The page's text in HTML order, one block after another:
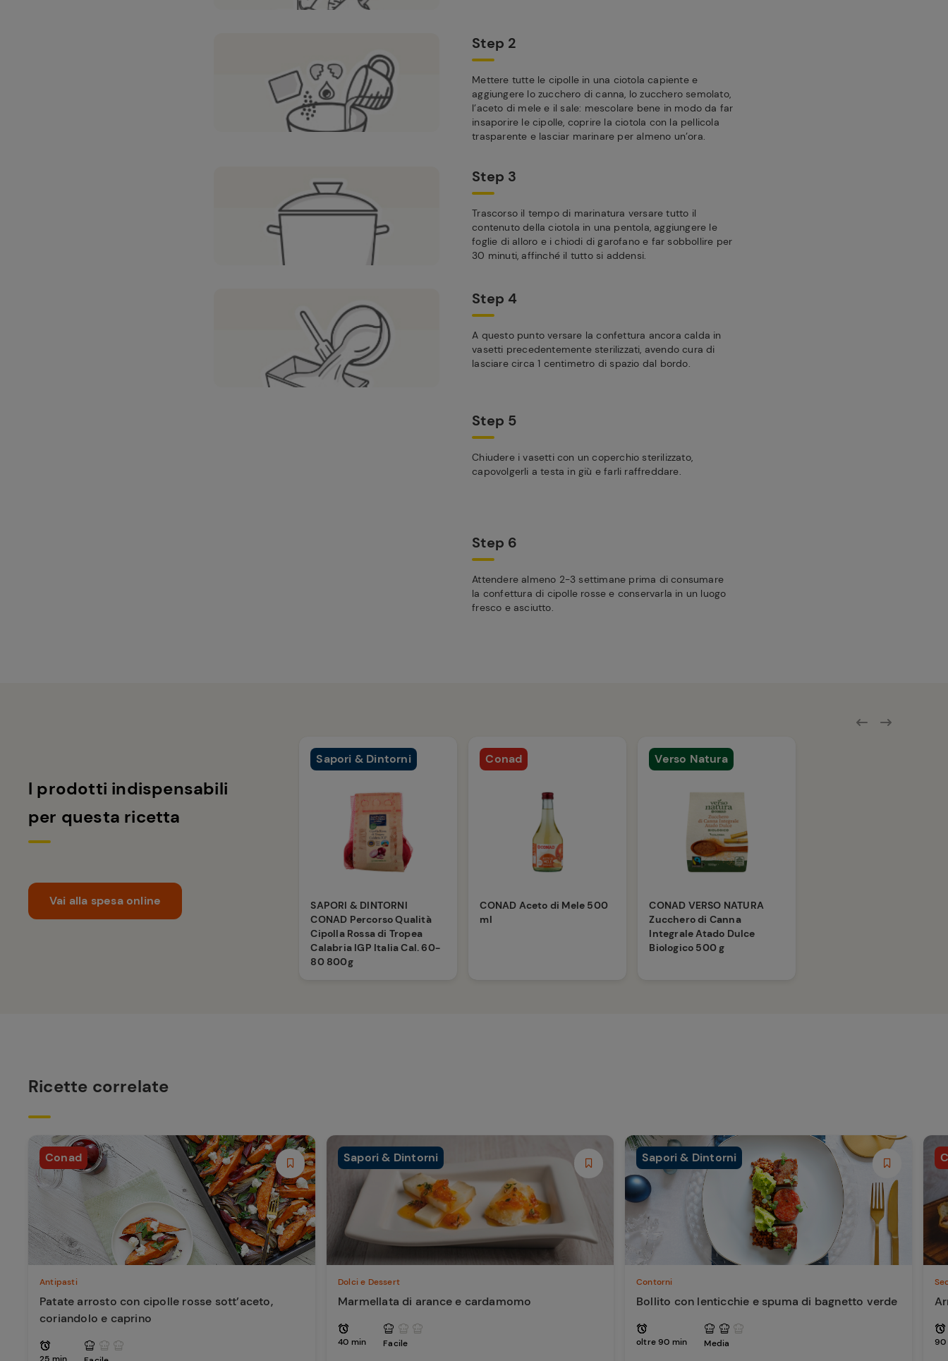
Step 2
Mettere tutte le cipolle in una ciotola capiente e
aggiungere lo zucchero di canna, lo zucchero semolato,
l’aceto di mele e il sale: mescolare bene in modo da far
insaporire le cipolle, coprire la ciotola con la pellicola
trasparente e lasciar marinare per almeno un’ora.
Step 3
Trascorso il tempo di marinatura versare tutto il
contenuto della ciotola in una pentola, aggiungere le
foglie di alloro e i chiodi di garofano e far sobbollire per
30 minuti, affinché il tutto si addensi.
Step 4
A questo punto versare la confettura ancora calda in
vasetti precedentemente sterilizzati, avendo cura di
lasciare circa 1 centimetro di spazio dal bordo.
Step 5
Chiudere i vasetti con un coperchio sterilizzato,
capovolgerli a testa in giù e farli raffreddare.
Step 6
Attendere almeno 2-3 settimane prima di consumare
la confettura di cipolle rosse e conservarla in un luogo
fresco e asciutto.
I prodotti indispensabili
per questa ricetta
Vai alla spesa online
Sapori & Dintorni
SAPORI & DINTORNI
CONAD Percorso Qualità
Cipolla Rossa di Tropea
Calabria IGP Italia Cal. 60-
80 800g
Conad
CONAD Aceto di Mele 500
ml
Verso Natura
CONAD VERSO NATURA
Zucchero di Canna
Integrale Atado Dulce
Biologico 500 g
Ricette correlate
Conad
Antipasti
Patate arrosto con cipolle rosse sott’aceto,
coriandolo e caprino
Sapori & Dintorni
Dolci e Dessert
Marmellata di arance e cardamomo
40 min Facile
Sapori & Dintorni
Contorni
Bollito con lenticchie e spuma di bagnetto verde
oltre 90 min Media 90